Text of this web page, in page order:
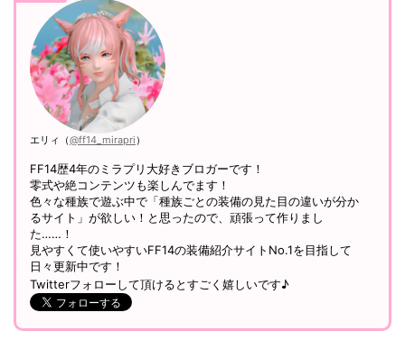
エリィ（@ff14_mirapri）
FF14歴4年のミラプリ大好きブロガーです！
零式や絶コンテンツも楽しんでます！
色々な種族で遊ぶ中で「種族ごとの装備の見た目の違いが分か
るサイト」が欲しい！と思ったので、頑張って作りまし
た……！
見やすくて使いやすいFF14の装備紹介サイトNo.1を目指して
日々更新中です！
Twitterフォローして頂けるとすごく嬉しいです♪